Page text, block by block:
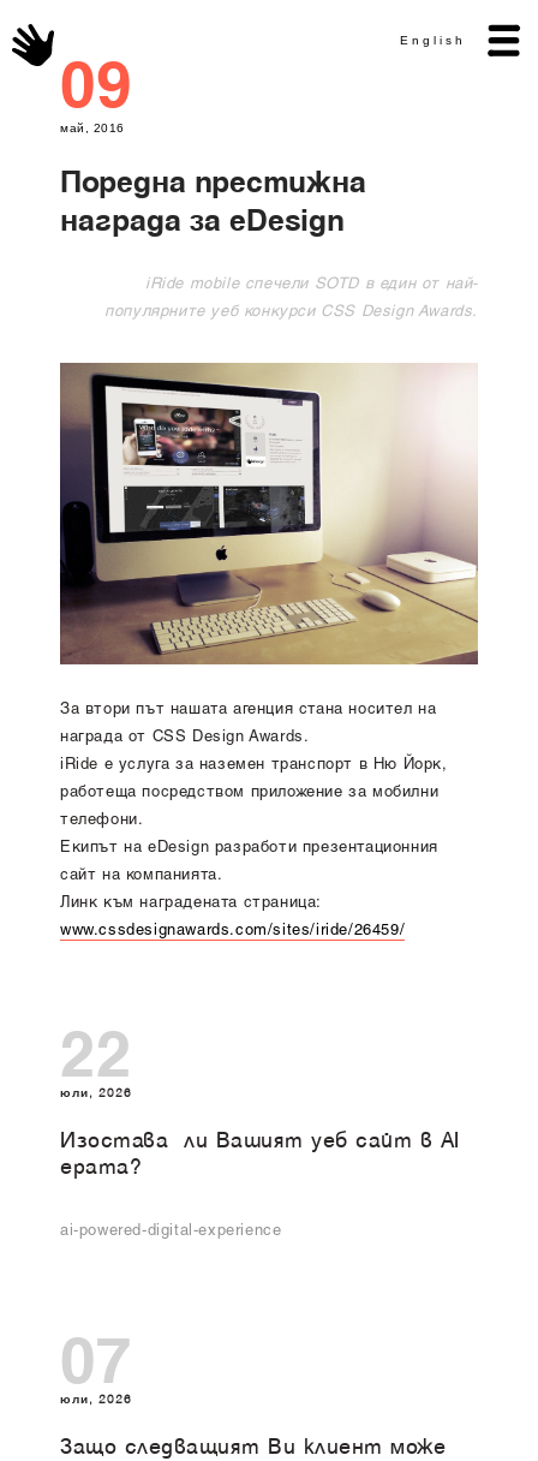
English
09
май, 2016
Поредна престижна
награда за eDesign
iRide mobile спечели SOTD в един от най-
популярните уеб конкурси CSS Design Awards.
За втори път нашата агенция стана носител на
награда от CSS Design Awards.
iRide е услуга за наземен транспорт в Ню Йорк,
работеща посредством приложение за мобилни
телефони.
Екипът на eDesign разработи презентационния
сайт на компанията.
Линк към наградената страница:
www.cssdesignawards.com/sites/iride/26459/
22
юли, 2026
Изоставa ли Вашият уеб сайт в AI
ерата?
ai-powered-digital-experience
07
юли, 2026
Защо следващият Ви клиент може